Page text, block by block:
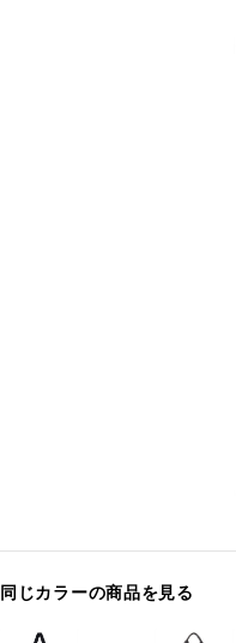
同じカラーの商品を見る